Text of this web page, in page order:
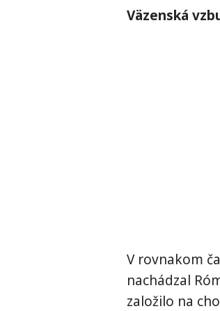
Väzenská
V rovnakom
nachádzal
založilo na